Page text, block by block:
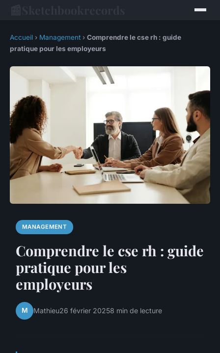
Accueil › Management › Comprendre le cse rh : guide
pratique pour les employeurs
MANAGEMENT
Comprendre le cse rh : guide
pratique pour les
employeurs
M Mathieu26 février 20258 min de lecture